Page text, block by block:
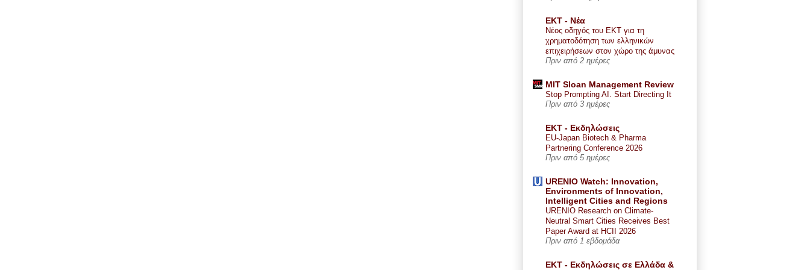
ΕΚΤ - Nέα
Νέος οδηγός του ΕΚΤ για τη
χρηματοδότηση των ελληνικών
επιχειρήσεων στον χώρο της άμυνας
Πριν από 2 ημέρες
MIT Sloan Management Review
Stop Prompting AI. Start Directing It
Πριν από 3 ημέρες
ΕΚΤ - Εκδηλώσεις
EU-Japan Biotech & Pharma
Partnering Conference 2026
Πριν από 5 ημέρες
URENIO Watch: Innovation,
Environments of Innovation,
Intelligent Cities and Regions
URENIO Research on Climate-
Neutral Smart Cities Receives Best
Paper Award at HCII 2026
Πριν από 1 εβδομάδα
ΕΚΤ - Εκδηλώσεις σε Ελλάδα &